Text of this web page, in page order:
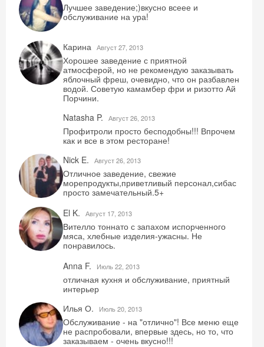
Лучшее заведение;)вкусно всеее и
обслуживание на ура!
Карина Август 27, 2013
Хорошее заведение с приятной
атмосферой, но не рекомендую заказывать
яблочный фреш, очевидно, что он разбавлен
водой. Советую камамбер фри и ризотто Ай
Порчини.
Natasha P.
Август 26, 2013
Профитроли просто бесподобны!!! Впрочем
как и все в этом ресторане!
Nick E.
Август 26, 2013
Отличное заведение, свежие
морепродукты,приветливый персонал,сибас
просто замечательный.5+
El K.
Август 17, 2013
Вителло тоннато с запахом испорченного
мяса, хлебные изделия-ужасны. Не
понравилось.
Anna F.
Июль 22, 2013
отличная кухня и обслуживание, приятный
интерьер
Илья О.
Июль 20, 2013
Обслуживание - на "отлично"! Все меню еще
не распробовали, впервые здесь, но то, что
заказываем - очень вкусно!!!
Скидка −5%
Хочешь дешевле? Оставь почту и получи
промокод на первое бронирование!
Получить промокод